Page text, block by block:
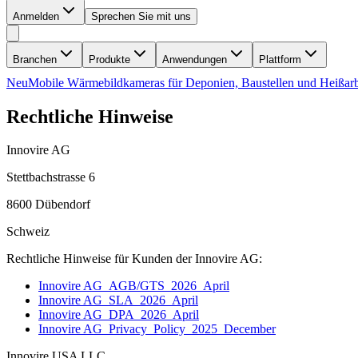
Anmelden Sprechen Sie mit uns
Branchen Produkte Anwendungen Plattform
NeuMobile Wärmebildkameras für Deponien, Baustellen und
Rechtliche Hinweise
Innovire AG
Stettbachstrasse 6
8600 Dübendorf
Schweiz
Rechtliche Hinweise für Kunden der Innovire AG:
Innovire AG_AGB/GTS_2026_April
Innovire AG_SLA_2026_April
Innovire AG_DPA_2026_April
Innovire AG_Privacy_Policy_2025_December